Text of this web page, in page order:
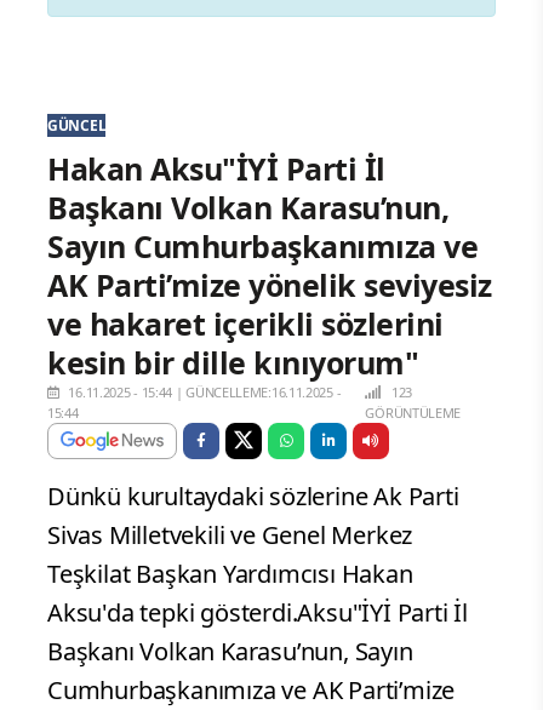
GÜNCEL
Hakan Aksu"İYİ Parti İl
Başkanı Volkan Karasu’nun,
Sayın Cumhurbaşkanımıza ve
AK Parti’mize yönelik seviyesiz
ve hakaret içerikli sözlerini
kesin bir dille kınıyorum"
16.11.2025 - 15:44 |GÜNCELLEME:16.11.2025 -
15:44
123
GÖRÜNTÜLEME
Dünkü kurultaydaki sözlerine Ak Parti
Sivas Milletvekili ve Genel Merkez
Teşkilat Başkan Yardımcısı Hakan
Aksu'da tepki gösterdi.Aksu"İYİ Parti İl
Başkanı Volkan Karasu’nun, Sayın
Cumhurbaşkanımıza ve AK Parti’mize